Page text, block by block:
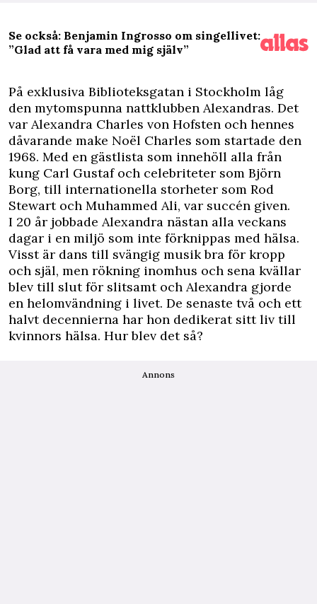
Se också: Benjamin Ingrosso om singellivet:
”Glad att få vara med mig själv”
På exklusiva Biblioteksgatan i Stockholm låg
den mytomspunna nattklubben Alexandras. Det
var Alexandra Charles von Hofsten och hennes
dåvarande make Noël Charles som startade den
1968. Med en gästlista som innehöll alla från
kung Carl Gustaf och celebriteter som Björn
Borg, till internationella storheter som Rod
Stewart och Muhammed Ali, var succén given.
I 20 år jobbade Alexandra nästan alla veckans
dagar i en miljö som inte förknippas med hälsa.
Visst är dans till svängig musik bra för kropp
och själ, men rökning inomhus och sena kvällar
blev till slut för slitsamt och Alexandra gjorde
en helomvändning i livet. De senaste två och ett
halvt decennierna har hon dedikerat sitt liv till
kvinnors hälsa. Hur blev det så?
Annons